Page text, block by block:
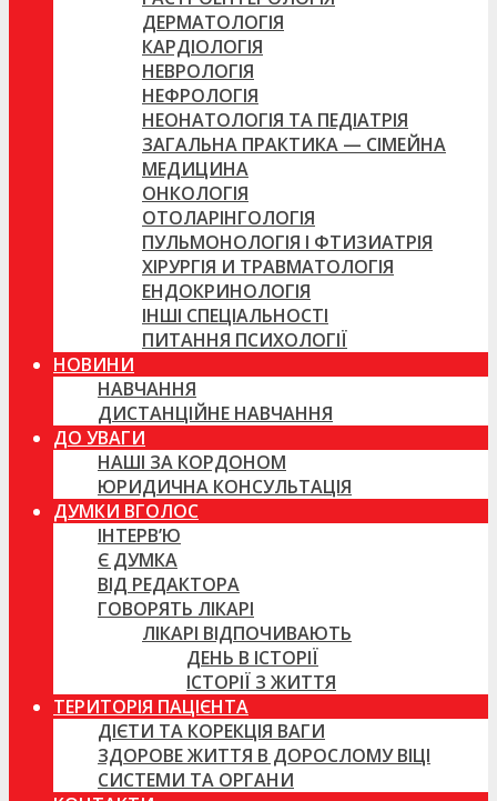
ДЕРМАТОЛОГІЯ
КАРДІОЛОГІЯ
НЕВРОЛОГІЯ
НЕФРОЛОГІЯ
НЕОНАТОЛОГІЯ ТА ПЕДІАТРІЯ
ЗАГАЛЬНА ПРАКТИКА — СІМЕЙНА
МЕДИЦИНА
ОНКОЛОГІЯ
ОТОЛАРІНГОЛОГІЯ
ПУЛЬМОНОЛОГІЯ І ФТИЗИАТРІЯ
ХІРУРГІЯ И ТРАВМАТОЛОГІЯ
ЕНДОКРИНОЛОГІЯ
ІНШІ СПЕЦІАЛЬНОСТІ
ПИТАННЯ ПСИХОЛОГІЇ
НОВИНИ
НАВЧАННЯ
ДИСТАНЦІЙНЕ НАВЧАННЯ
ДО УВАГИ
НАШІ ЗА КОРДОНОМ
ЮРИДИЧНА КОНСУЛЬТАЦІЯ
ДУМКИ ВГОЛОС
ІНТЕРВ’Ю
Є ДУМКА
ВІД РЕДАКТОРА
ГОВОРЯТЬ ЛІКАРІ
ЛІКАРІ ВІДПОЧИВАЮТЬ
ДЕНЬ В ІСТОРІЇ
ІСТОРІЇ З ЖИТТЯ
ТЕРИТОРІЯ ПАЦІЄНТА
ДІЄТИ ТА КОРЕКЦІЯ ВАГИ
ЗДОРОВЕ ЖИТТЯ В ДОРОСЛОМУ ВІЦІ
СИСТЕМИ ТА ОРГАНИ